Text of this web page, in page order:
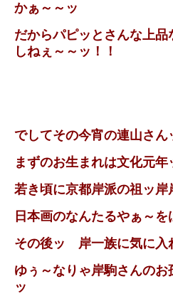
かぁ～～ッ
だからパピッとさんな上
しねぇ～～ッ！！
でしてその今宵の連山さん
まずのお生まれは文化元年
若き頃に京都岸派の祖ッ岸
日本画のなんたるやぁ～
その後ッ 岸一族に気に入
ゆぅ～なりゃ岸駒さんの
ッ